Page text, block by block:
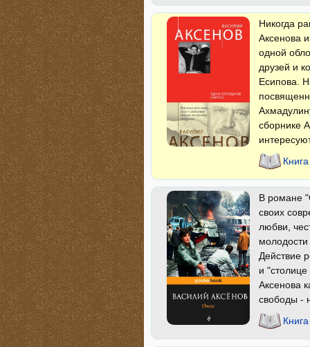
Никогда
Аксенова
одной
друзей и
Есипова.
сборнике
В романе
своих
любви,
молодости
Действие
и
Аксенова
свободы -